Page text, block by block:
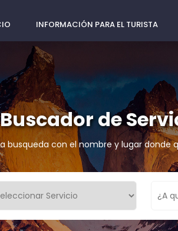
INFORMACIÓN PARA EL TURISTA
de
busqueda con el nombre y lugar donde